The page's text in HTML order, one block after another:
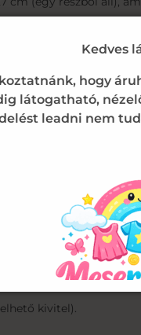
védelmet biztosítson
szülők kényelmét
gyorsan és
marad, nem
köszönhetően a
rácsvédő tisztítását a
kivitel).
Kedves
hogy
látogatható,
leadni nem